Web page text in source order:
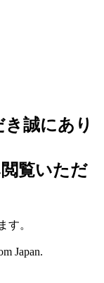
誠にあり
覧いただ
す。
Japan.